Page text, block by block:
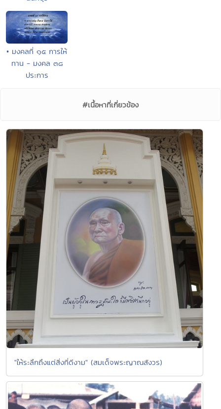
• มงคลที่ ๑๕ การให้
ทาน - มงคล ๓๘
ประการ
#เนื้อหาที่เกี่ยวข้อง
"ให้ระลึกถึงแต่สิ่งที่ดีงาม" (สมเด็จพระญาณสังวร)